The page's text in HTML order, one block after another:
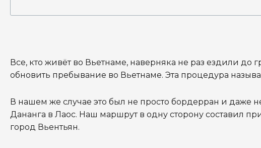
Все, кто живёт во Вьетнаме, наверняка не раз ездили до
обновить пребывание во Вьетнаме. Эта процедура
В нашем же случае это был не просто бордерран и даже
Дананга в Лаос. Наш маршрут в одну сторону составил
город Вьентьян.